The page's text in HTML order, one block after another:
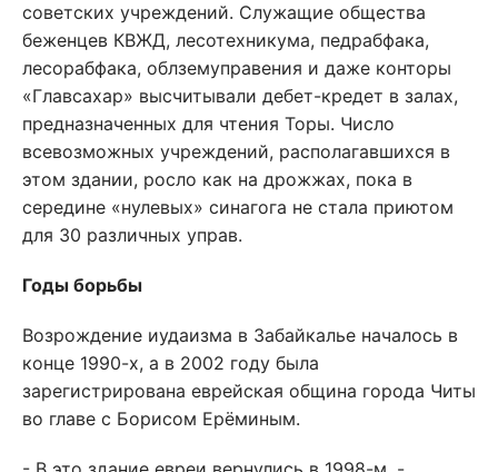
советских учреждений. Служащие общества
беженцев КВЖД, лесотехникума, педрабфака,
лесорабфака, облземуправения и даже конторы
«Главсахар» высчитывали дебет-кредет в залах,
предназначенных для чтения Торы. Число
всевозможных учреждений, располагавшихся в
этом здании, росло как на дрожжах, пока в
середине «нулевых» синагога не стала приютом
для 30 различных управ.
Годы борьбы
Возрождение иудаизма в Забайкалье началось в
конце 1990-х, а в 2002 году была
зарегистрирована еврейская община города Читы
во главе с Борисом Ерёминым.